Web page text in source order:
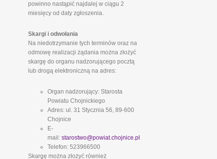
powinno nastąpić najdalej w ciągu 2
miesięcy od daty zgłoszenia.
Skargi i odwołania
Na niedotrzymanie tych terminów oraz na
odmowę realizacji żądania można złożyć
skargę do organu nadzorującego pocztą
lub drogą elektroniczną na adres:
Organ nadzorujący: Starosta
Powiatu Chojnickiego
Adres: ul. 31 Stycznia 56, 89-600
Chojnice
E-
mail: starostwo@powiat.chojnice.pl
Telefon: 523966500
Skargę można złożyć również